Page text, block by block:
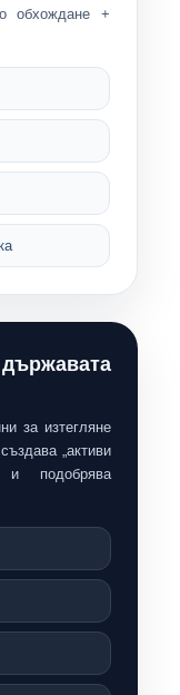
обхождане +
за изтегляне
„активи
подобрява